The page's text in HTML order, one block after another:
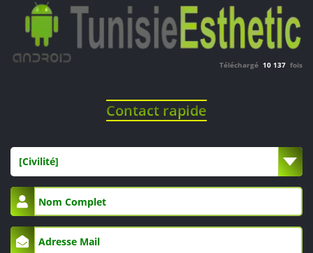
Téléchargé 10 137 fois
Contact rapide
[Civilité]